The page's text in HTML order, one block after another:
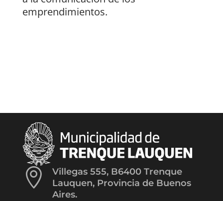
emprendimientos.

Villegas 555, B6400 Trenque
Lauquen, Provincia de Buenos
Aires.